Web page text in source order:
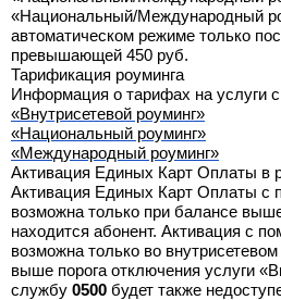
«Национальный/Международный
автоматическом режиме только
превышающей 450 руб.
Тарификация роуминга
Информация о тарифах на услуги
«Внутрисетевой роуминг»
«Национальный роуминг»
«Международный роуминг»
Активация Единых Карт Оплаты в
Активация Единых Карт Оплаты
возможна только при балансе
находится абонент. Активация с
возможна только во
выше порога отключения услуги
службу 0500 будет также